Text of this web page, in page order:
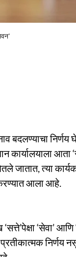
बदलण्याचा
कार्यालयाला आता
जातात, त्या
आला आहे.
‘सेवा’ आणि
निर्णय